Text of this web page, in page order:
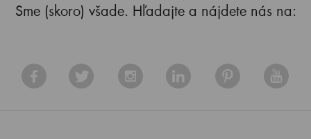
Sme (skoro) všade. Hľadajte a nájdete nás na: